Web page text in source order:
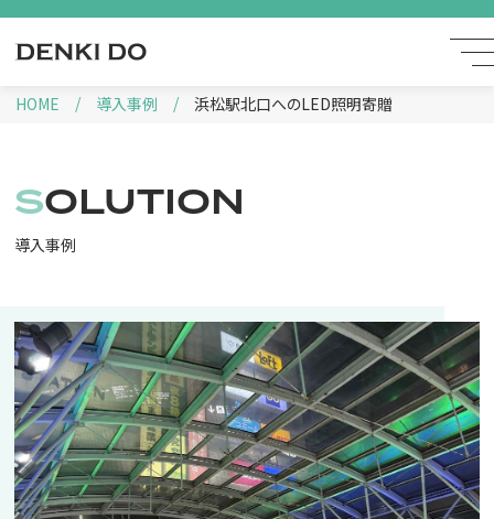
HOME 導入事例 浜松駅北口へのLED照明寄贈
SOLUTION
導入事例